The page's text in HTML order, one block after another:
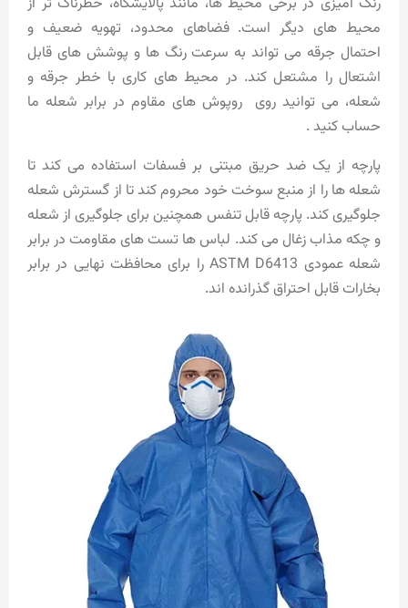
محیط های دیگر است. فضاهای محدود، تهویه ضعیف و
احتمال جرقه می تواند به سرعت رنگ ها و پوشش های قابل
اشتعال را مشتعل کند. در محیط های کاری با خطر جرقه و
شعله، می توانید روی روپوش های مقاوم در برابر شعله ما
حساب کنید .
پارچه از یک ضد حریق مبتنی بر فسفات استفاده می کند تا
شعله ها را از منبع سوخت خود محروم کند تا از گسترش شعله
جلوگیری کند. پارچه قابل تنفس همچنین برای جلوگیری از شعله
و چکه مذاب زغال می کند. لباس ها تست های مقاومت در برابر
شعله عمودی ASTM D6413 را برای محافظت نهایی در برابر
بخارات قابل احتراق گذرانده اند.